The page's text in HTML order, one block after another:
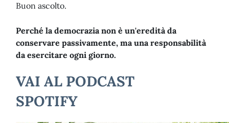
Buon ascolto.
Perché la democrazia non è un'eredità da
conservare passivamente, ma una responsabilità
da esercitare ogni giorno.
VAI AL PODCAST
SPOTIFY